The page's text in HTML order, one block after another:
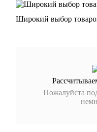
Широкий выбор
Пожалуйста